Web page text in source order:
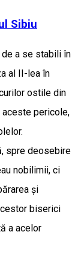
Sibiu
a se stabili în
al II-lea în
ostile din
pericole,
spre deosebire
nobilimii, ci
și
biserici
a acelor